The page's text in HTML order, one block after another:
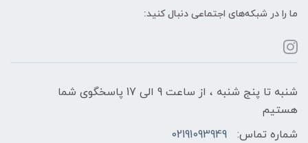
ما را در شبکه‌های اجتماعی دنبال کنید:
شنبه تا پنج شنبه ، از ساعت 9 الی 17 پاسخگوی شما
هستیم
شماره تماس:
02191093949